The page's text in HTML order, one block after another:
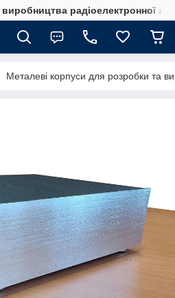
радіоелектронної
Металеві корпуси для розробки та